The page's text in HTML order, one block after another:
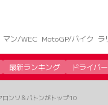
マン/WEC MotoGP/バイク ラ
最新ランキング ドライバー
ンソ＆バトンがトップ10